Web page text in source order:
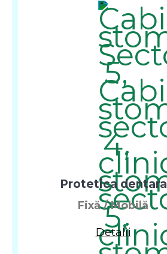
Protetica dentara
Fixă / Mobilă
Detalii